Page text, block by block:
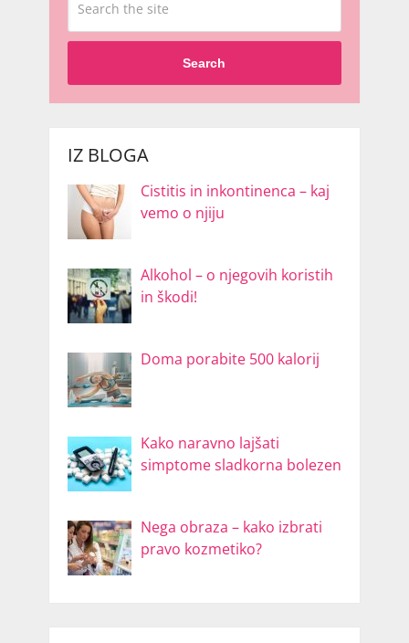
Search
IZ BLOGA
Cistitis in inkontinenca – kaj
vemo o njiju
Alkohol – o njegovih koristih
in škodi!
Doma porabite 500 kalorij
Kako naravno lajšati
simptome sladkorna bolezen
Nega obraza – kako izbrati
pravo kozmetiko?